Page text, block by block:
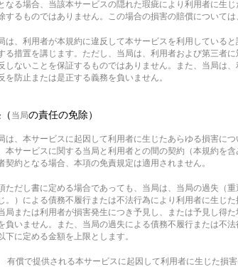
なる場合、当該本サービスの隠れた瑕疵により利用者に生
するものではありません。この場合の損害の賠償については
は、利用者が本規約に違反して本サービスを利用している
る措置を講じます。ただし、当局は、利用者および第三者
しないことを保証するものではありません。また、当局は
を防止または是正する義務を負いません。
当局の責任の免除）
は、本サービスに起因して利用者に生じたあらゆる損害に
本サービスに関する当局と利用者との間の契約（本規約を
契約となる場合、本項の免責規定は適用されません。
ただし書に定める場合であっても、当局は、当局の過失（
。）による債務不履行または不法行為により利用者に生じ
当局または利用者が損害発生につき予見し、または予見し得
負いません。また、当局の過失による債務不履行または不
下に定める金額を上限とします。
有償で提供される本サービスに起因して利用者に生じた損